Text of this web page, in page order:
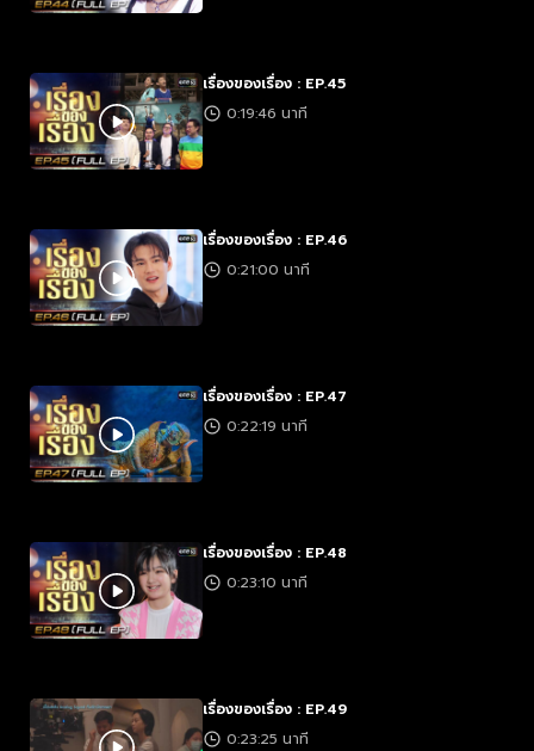
เรื่องของเรื่อง : EP.45
0:19:46 นาที
เรื่องของเรื่อง : EP.46
0:21:00 นาที
เรื่องของเรื่อง : EP.47
0:22:19 นาที
เรื่องของเรื่อง : EP.48
0:23:10 นาที
เรื่องของเรื่อง : EP.49
0:23:25 นาที